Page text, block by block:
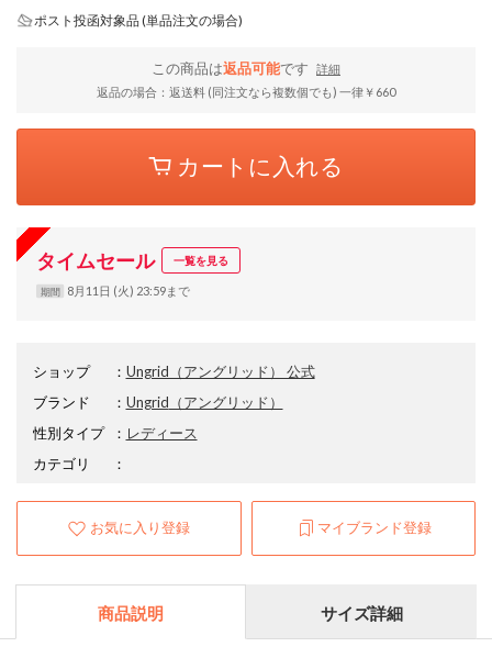
ポスト投函対象品 (単品注文の場合)
この商品は返品可能です
詳細
返品の場合：返送料 (同注文なら複数個でも) 一律￥660
カートに入れる
タイムセール 一覧を見る
期間 8月11日 (火) 23:59まで
ショップ ： Ungrid（アングリッド） 公式
ブランド
： Ungrid （アングリッド）
性別タイプ
： レディース
カテゴリ
：
お気に入り登録 マイブランド登録
商品説明 サイズ詳細